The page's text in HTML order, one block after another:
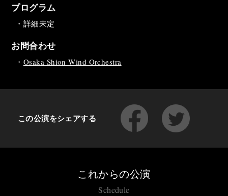
プログラム
・詳細未定
お問合わせ
・ Osaka Shion Wind Orchestra
この公演をシェアする
これからの公演
Schedule